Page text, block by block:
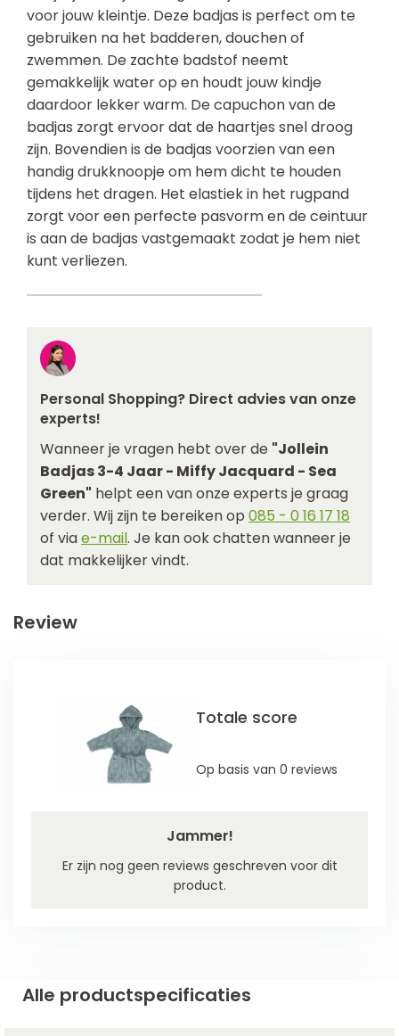
voor jouw kleintje. Deze badjas is perfect om te
gebruiken na het badderen, douchen of
zwemmen. De zachte badstof neemt
gemakkelijk water op en houdt jouw kindje
daardoor lekker warm. De capuchon van de
badjas zorgt ervoor dat de haartjes snel droog
zijn. Bovendien is de badjas voorzien van een
handig drukknoopje om hem dicht te houden
tijdens het dragen. Het elastiek in het rugpand
zorgt voor een perfecte pasvorm en de ceintuur
is aan de badjas vastgemaakt zodat je hem niet
kunt verliezen.
Personal Shopping? Direct advies van onze
experts!
Wanneer je vragen hebt over de "Jollein
Badjas 3-4 Jaar - Miffy Jacquard - Sea
Green" helpt een van onze experts je graag
verder. Wij zijn te bereiken op 085 - 0 16 17 18
of viae-mail. Je kan ook chatten wanneer je
dat makkelijker vindt.
Review
Jammer!
Er zijn nog geen reviews geschreven voor dit
product.
Totale score
Op basis van 0 reviews
Alle productspecificaties